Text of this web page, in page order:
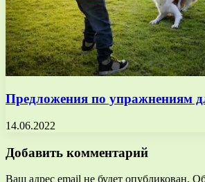
Предложения по упражнениям
14.06.2022
Добавить комментарий
Ваш адрес email не будет опубликован.